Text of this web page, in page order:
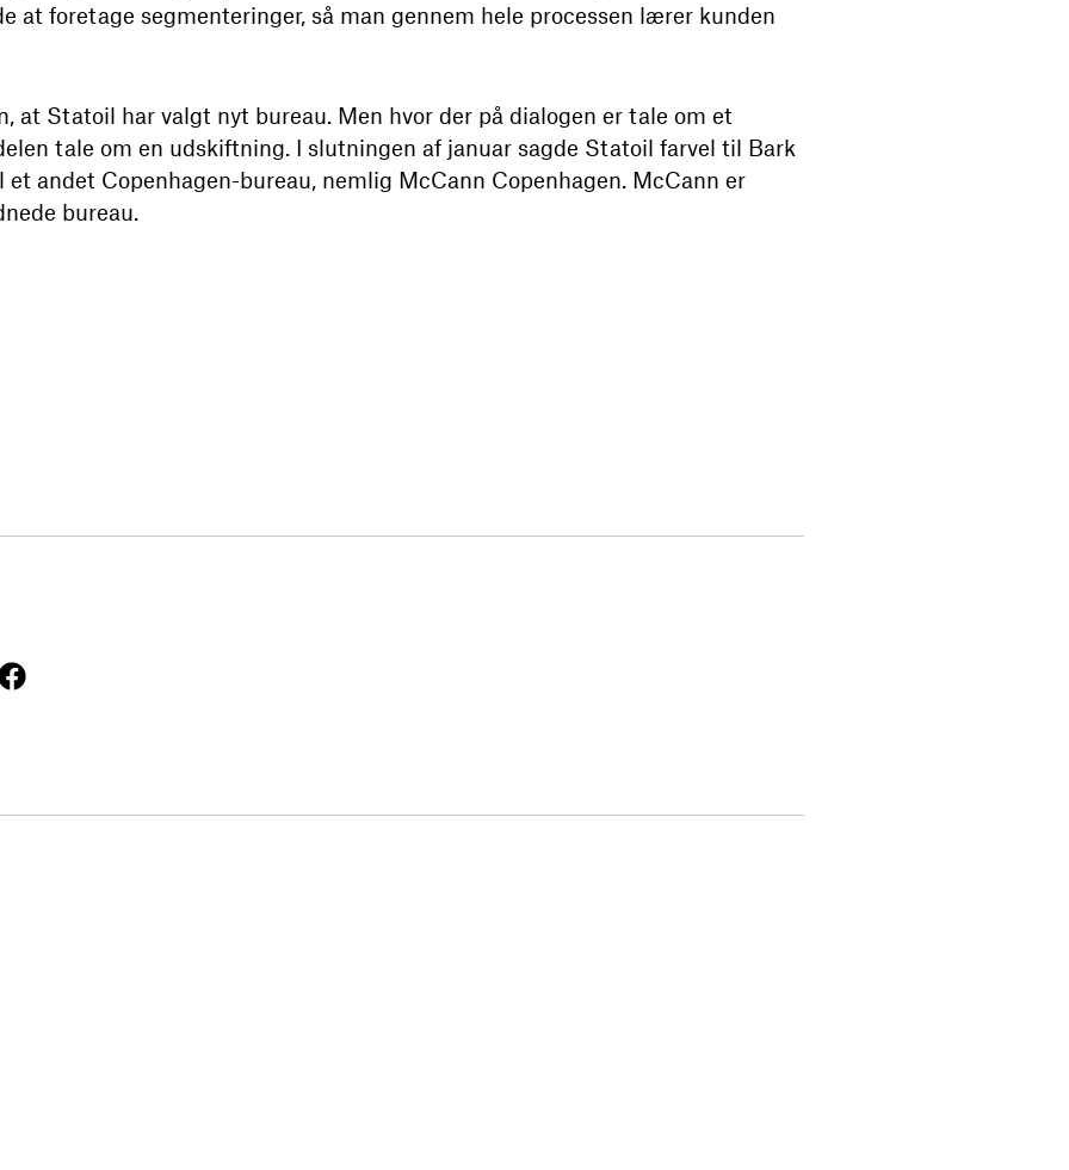
at foretage segmenteringer, så man gennem hele processen lærer kunden
at Statoil har valgt nyt bureau. Men hvor der på dialogen er tale om et
tale om en udskiftning. I slutningen af januar sagde Statoil farvel til Bark
et andet Copenhagen-bureau, nemlig McCann Copenhagen. McCann er
bureau.